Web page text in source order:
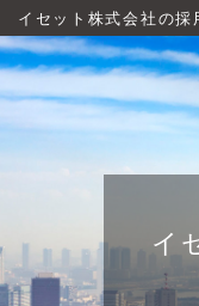
イセット株式会社の採
イ